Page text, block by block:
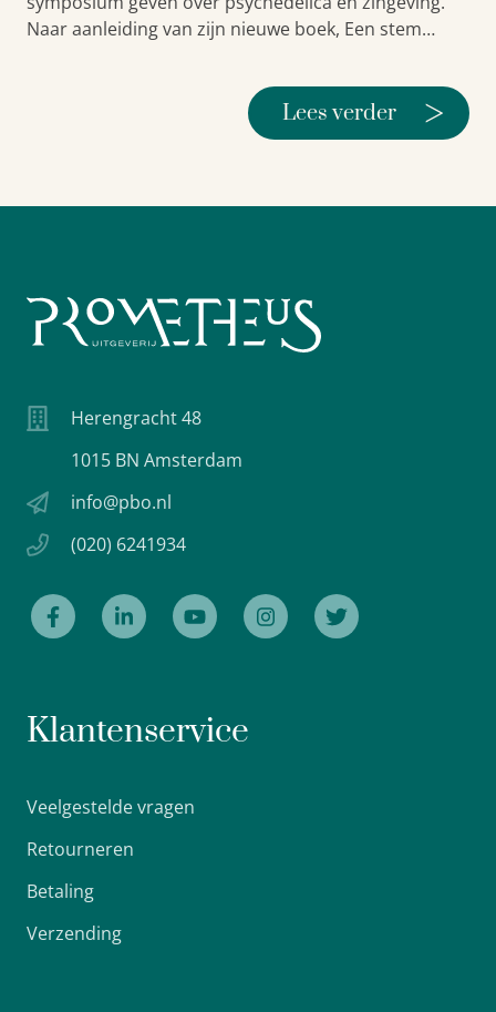
Naar aanleiding van zijn nieuwe boek, Een stem…
Lees verder >
Herengracht 48
1015 BN Amsterdam
info@pbo.nl
(020) 6241934
Klantenservice
Veelgestelde vragen
Retourneren
Betaling
Verzending